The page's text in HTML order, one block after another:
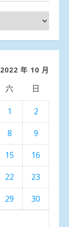
2022 年 10 月
六 日
1
2
8
9
15
16
22
23
29
30